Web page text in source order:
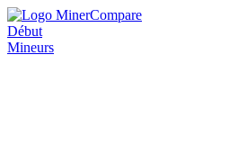
Début
Mineurs